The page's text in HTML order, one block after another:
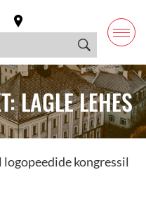
LAGLE LEHES
kongressil